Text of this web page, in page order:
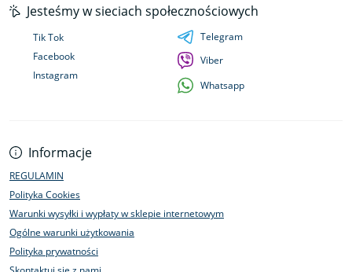
Informacje
REGULAMIN
Polityka Cookies
Warunki wysyłki i wypłaty w sklepie internetowym
Ogólne warunki użytkowania
Polityka prywatności
Jesteśmy w sieciach społecznościowych
Tik Tok
Facebook
Instagram
Telegram
Viber
Whatsapp